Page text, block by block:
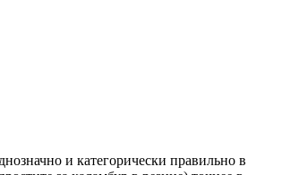
и категорически правильно в